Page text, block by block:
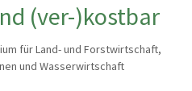
(ver-)kostbar
für Land- und Forstwirtschaft,
und Wasserwirtschaft